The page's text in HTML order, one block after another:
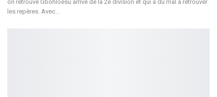
on retrouve Gbohloesu arrivé de la 2e division et qui a du mal à retrouver
les repères. Avec…